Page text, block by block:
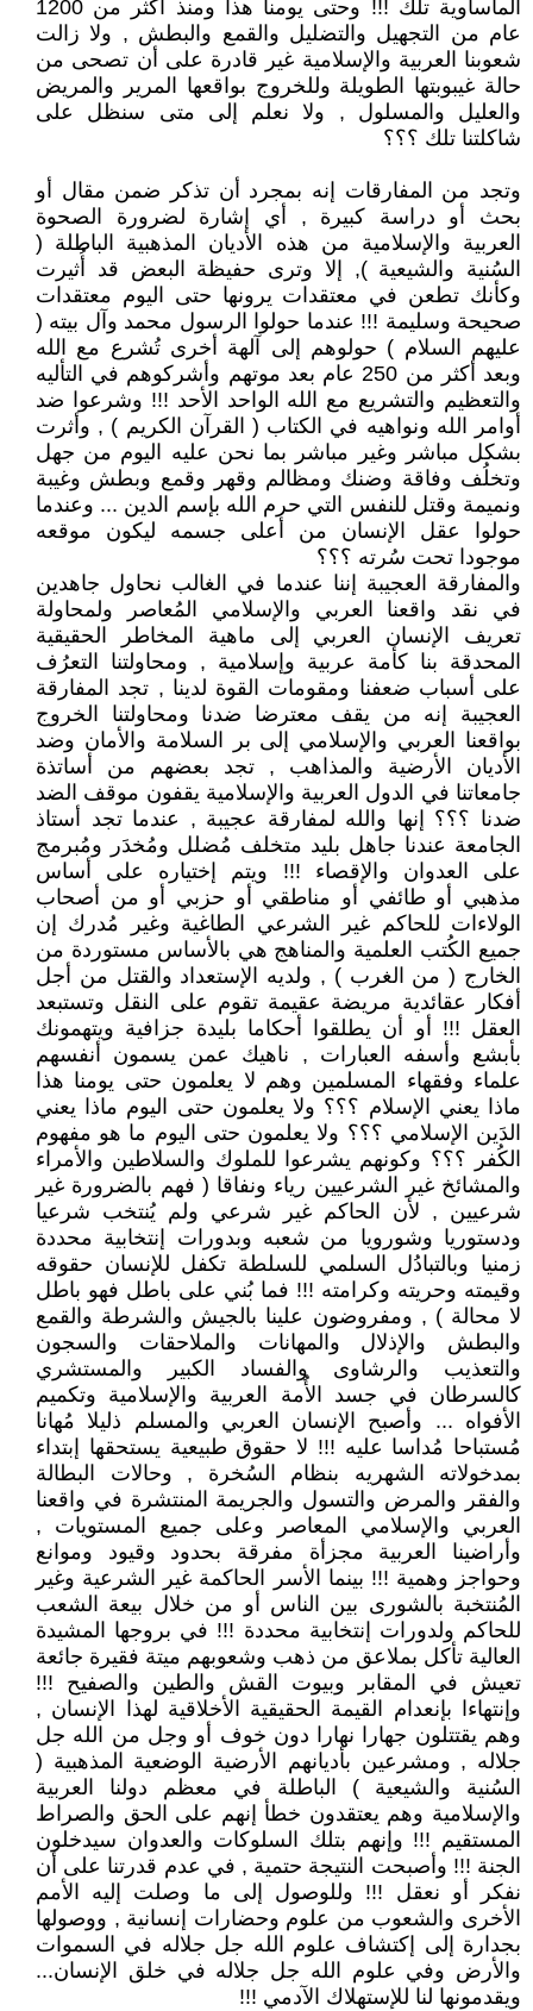
المأساوية تلك !!! وحتى يومنا هذا ومنذ أكثر من 1200
عام من التجهيل والتضليل والقمع والبطش , ولا زالت
شعوبنا العربية والإسلامية غير قادرة على أن تصحى من
حالة غيبوبتها الطويلة وللخروج بواقعها المرير والمريض
والعليل والمسلول , ولا نعلم إلى متى سنظل على
شاكلتنا تلك ؟؟؟
وتجد من المفارقات إنه بمجرد أن تذكر ضمن مقال أو
بحث أو دراسة كبيرة , أي إشارة لضرورة الصحوة
العربية والإسلامية من هذه الأديان المذهبية الباطلة (
السُنية والشيعية ), إلا وترى حفيظة البعض قد أُثيرت
وكأنك تطعن في معتقدات يرونها حتى اليوم معتقدات
صحيحة وسليمة !!! عندما حولوا الرسول محمد وآل بيته (
عليهم السلام ) حولوهم إلى آلهة أخرى تُشرع مع الله
وبعد أكثر من 250 عام بعد موتهم وأشركوهم في التأليه
والتعظيم والتشريع مع الله الواحد الأحد !!! وشرعوا ضد
أوامر الله ونواهيه في الكتاب ( القرآن الكريم ) , وأثرت
بشكل مباشر وغير مباشر بما نحن عليه اليوم من جهل
وتخلُف وفاقة وضنك ومظالم وقهر وقمع وبطش وغيبة
ونميمة وقتل للنفس التي حرم الله بإسم الدين ... وعندما
حولوا عقل الإنسان من أعلى جسمه ليكون موقعه
موجودا تحت سُرته ؟؟؟
والمفارقة العجيبة إننا عندما في الغالب نحاول جاهدين
في نقد واقعنا العربي والإسلامي المُعاصر ولمحاولة
تعريف الإنسان العربي إلى ماهية المخاطر الحقيقية
المحدقة بنا كأمة عربية وإسلامية , ومحاولتنا التعرُف
على أسباب ضعفنا ومقومات القوة لدينا , تجد المفارقة
العجيبة إنه من يقف معترضا ضدنا ومحاولتنا الخروج
بواقعنا العربي والإسلامي إلى بر السلامة والأمان وضد
الأديان الأرضية والمذاهب , تجد بعضهم من أساتذة
جامعاتنا في الدول العربية والإسلامية يقفون موقف الضد
ضدنا ؟؟؟ إنها والله لمفارقة عجيبة , عندما تجد أستاذ
الجامعة عندنا جاهل بليد متخلف مُضلل ومُخدَر ومُبرمج
على العدوان والإقصاء !!! ويتم إختياره على أساس
مذهبي أو طائفي أو مناطقي أو حزبي أو من أصحاب
الولاءات للحاكم غير الشرعي الطاغية وغير مُدرك إن
جميع الكُتب العلمية والمناهج هي بالأساس مستوردة من
الخارج ( من الغرب ) , ولديه الإستعداد والقتل من أجل
أفكار عقائدية مريضة عقيمة تقوم على النقل وتستبعد
العقل !!! أو أن يطلقوا أحكاما بليدة جزافية ويتهمونك
بأبشع وأسفه العبارات , ناهيك عمن يسمون أنفسهم
علماء وفقهاء المسلمين وهم لا يعلمون حتى يومنا هذا
ماذا يعني الإسلام ؟؟؟ ولا يعلمون حتى اليوم ماذا يعني
الدَين الإسلامي ؟؟؟ ولا يعلمون حتى اليوم ما هو مفهوم
الكُفر ؟؟؟ وكونهم يشرعوا للملوك والسلاطين والأمراء
والمشائخ غير الشرعيين رياء ونفاقا ( فهم بالضرورة غير
شرعيين , لأن الحاكم غير شرعي ولم يُنتخب شرعيا
ودستوريا وشورويا من شعبه وبدورات إنتخابية محددة
زمنيا وبالتبادُل السلمي للسلطة تكفل للإنسان حقوقه
وقيمته وحريته وكرامته !!! فما بُني على باطل فهو باطل
لا محالة ) , ومفروضون علينا بالجيش والشرطة والقمع
والبطش والإذلال والمهانات والملاحقات والسجون
والتعذيب والرشاوى والفساد الكبير والمستشري
كالسرطان في جسد الأُمة العربية والإسلامية وتكميم
الأفواه ... وأصبح الإنسان العربي والمسلم ذليلا مُهانا
مُستباحا مُداسا عليه !!! لا حقوق طبيعية يستحقها إبتداء
بمدخولاته الشهريه بنظام السُخرة , وحالات البطالة
والفقر والمرض والتسول والجريمة المنتشرة في واقعنا
العربي والإسلامي المعاصر وعلى جميع المستويات ,
وأراضينا العربية مجزأة مفرقة بحدود وقيود وموانع
وحواجز وهمية !!! بينما الأسر الحاكمة غير الشرعية وغير
المُنتخبة بالشورى بين الناس أو من خلال بيعة الشعب
للحاكم ولدورات إنتخابية محددة !!! في بروجها المشيدة
العالية تأكل بملاعق من ذهب وشعوبهم ميتة فقيرة جائعة
تعيش في المقابر وبيوت القش والطين والصفيح !!!
وإنتهاءا بإنعدام القيمة الحقيقية الأخلاقية لهذا الإنسان ,
وهم يقتتلون جهارا نهارا دون خوف أو وجل من الله جل
جلاله , ومشرعين بأديانهم الأرضية الوضعية المذهبية (
السُنية والشيعية ) الباطلة في معظم دولنا العربية
والإسلامية وهم يعتقدون خطأ إنهم على الحق والصراط
المستقيم !!! وإنهم بتلك السلوكات والعدوان سيدخلون
الجنة !!! وأصبحت النتيجة حتمية , في عدم قدرتنا على أن
نفكر أو نعقل !!! وللوصول إلى ما وصلت إليه الأمم
الأخرى والشعوب من علوم وحضارات إنسانية , ووصولها
بجدارة إلى إكتشاف علوم الله جل جلاله في السموات
والأرض وفي علوم الله جل جلاله في خلق الإنسان...
ويقدمونها لنا للإستهلاك الآدمي !!!